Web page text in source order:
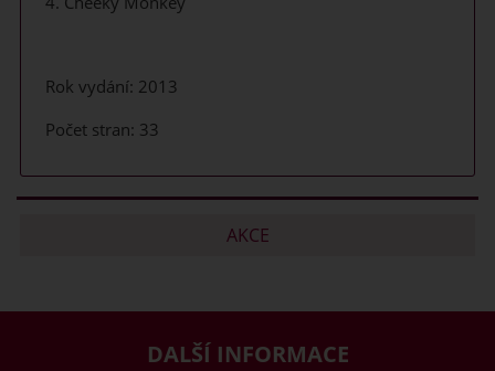
Rok vydání: 2013
Počet stran: 33
AKCE
DALŠÍ INFORMACE